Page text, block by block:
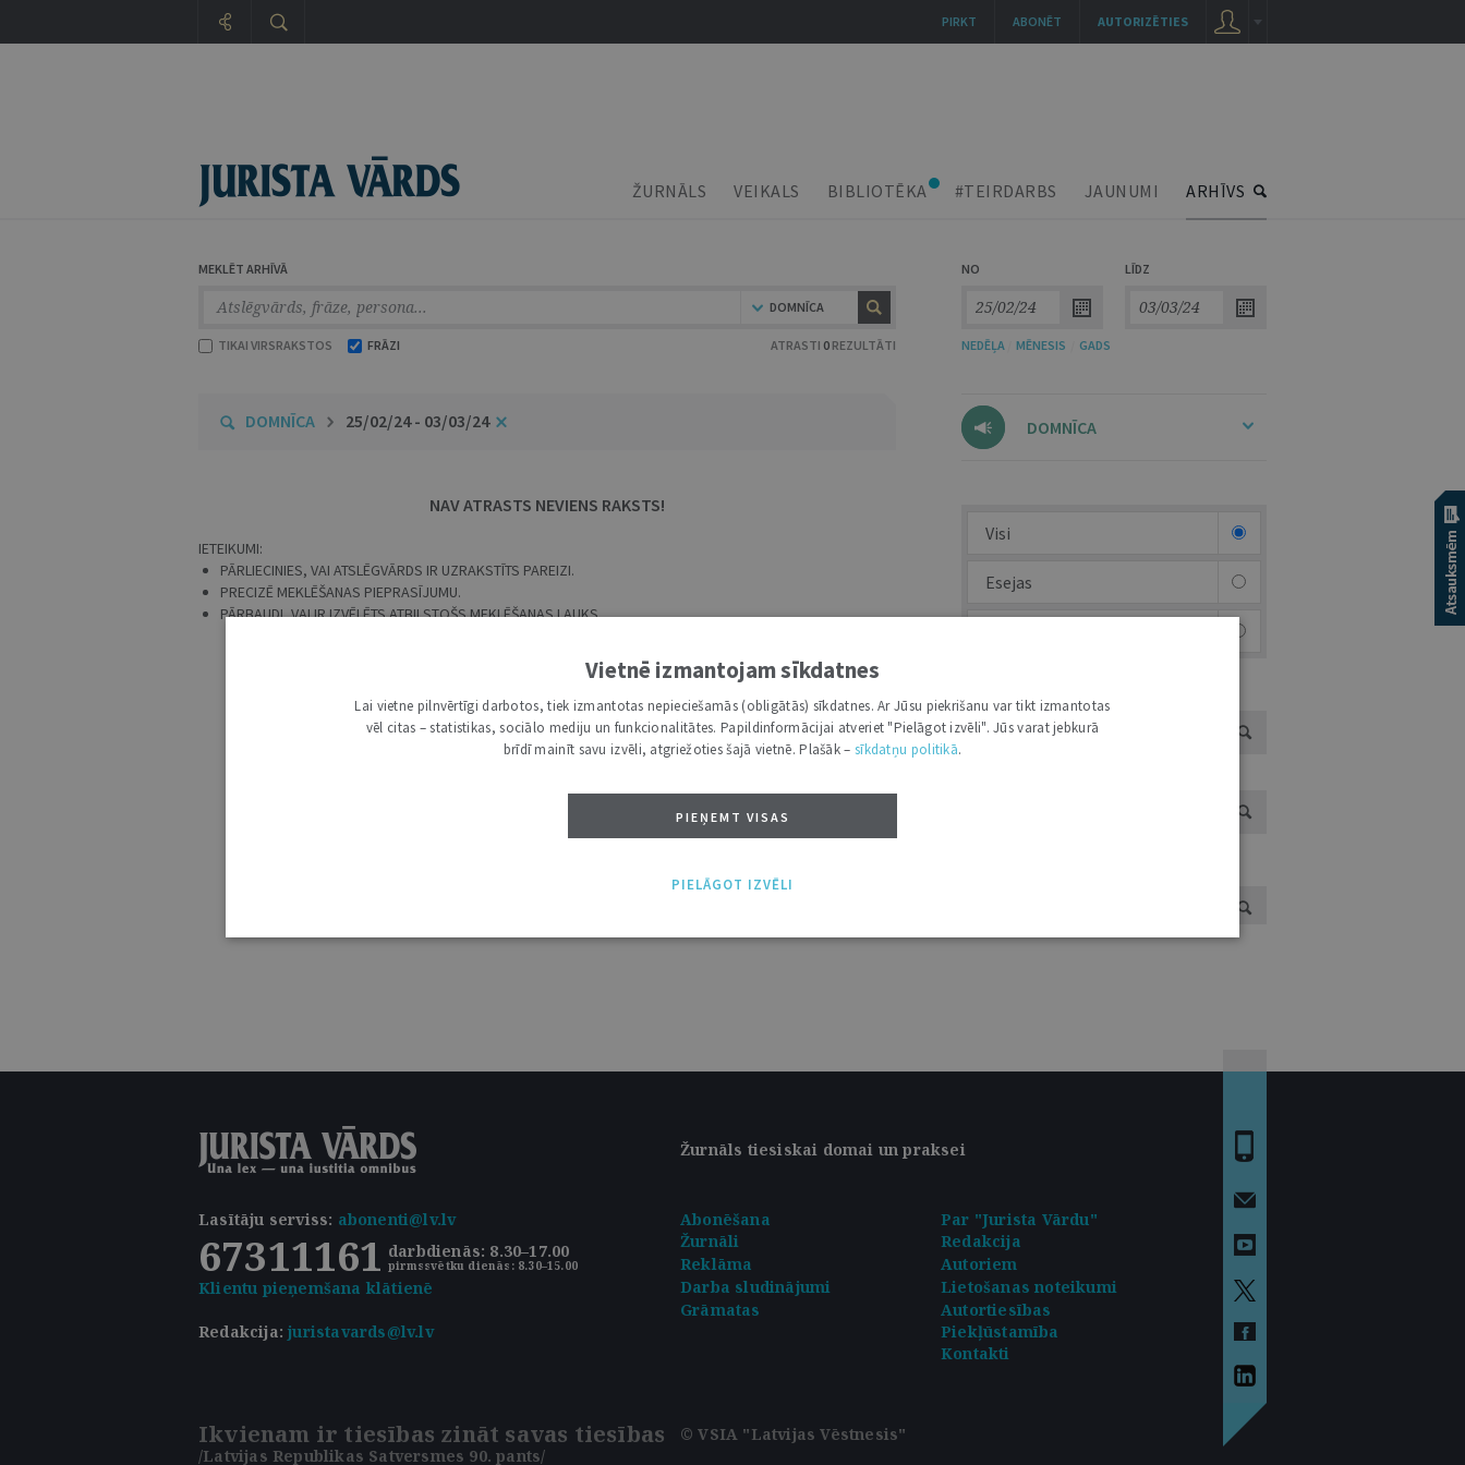
ŽURNĀLS VEIKALS BIBLIOTĒKA #TEIRDARBS JAUNUMI ARHĪVS
MEKLĒT ARHĪVĀ
DOMNĪCA
TIKAI VIRSRAKSTOS FRĀZI ATRASTI 0 REZULTĀTI
NO LĪDZ
NEDĒĻA MĒNESIS GADS
DOMNĪCA 25/02/24 - 03/03/24
NAV ATRASTS NEVIENS RAKSTS!
IETEIKUMI:
PĀRLIECINIES, VAI ATSLĒGVĀRDS IR UZRAKSTĪTS PAREIZI.
PRECIZĒ MEKLĒŠANAS PIEPRASĪJUMU.
PĀRBAUDI, VAI IR IZVĒLĒTS ATBILSTOŠS MEKLĒŠANAS LAUKS.
DOMNĪCA
Visi
Esejas
ESEJAS AUTORI
Žurnāls tiesiskai domai un praksei
Lasītāju serviss: abonenti@lv.lv
67311161 darbdienās: 8.30–17.00
pirmssvētku dienās: 8.30–15.00
Klientu pieņemšana klātienē
Abonēšana
Par "Jurista Vārdu"
Žurnāli
Redakcija
Reklāma
Autoriem
Darba sludinājumi
Lietošanas noteikumi
Redakcija:juristavards@lv.lv
Grāmatas
Autortiesības
Piekļūstamība
Kontakti
Ikvienam ir tiesības zināt savas tiesības
/Latvijas Republikas Satversmes 90. pants/
© VSIA "Latvijas Vēstnesis"
AUTORIZĒTIES
ABONĒT
PIRKT
Vietnē izmantojam sīkdatnes
Lai vietne pilnvērtīgi darbotos, tiek izmantotas nepieciešamās (obligātās) sīkdatnes. Ar Jūsu piekrišanu var tikt izmantotas
vēl citas – statistikas, sociālo mediju un funkcionalitātes. Papildinformācijai atveriet "Pielāgot izvēli". Jūs varat jebkurā
brīdī mainīt savu izvēli, atgriežoties šajā vietnē. Plašāk – sīkdatņu politikā.
PIEŅEMT VISAS
PIELĀGOT IZVĒLI